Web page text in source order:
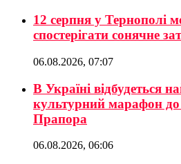
12 серпня у Тернополі
спостерігати сонячне
06.08.2026, 07:07
В Україні відбудеться
культурний марафон
Прапора
06.08.2026, 06:06